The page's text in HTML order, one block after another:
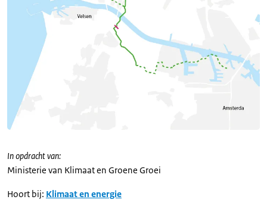
In opdracht van:
Ministerie van Klimaat en Groene Groei
Hoort bij: Klimaat en energie